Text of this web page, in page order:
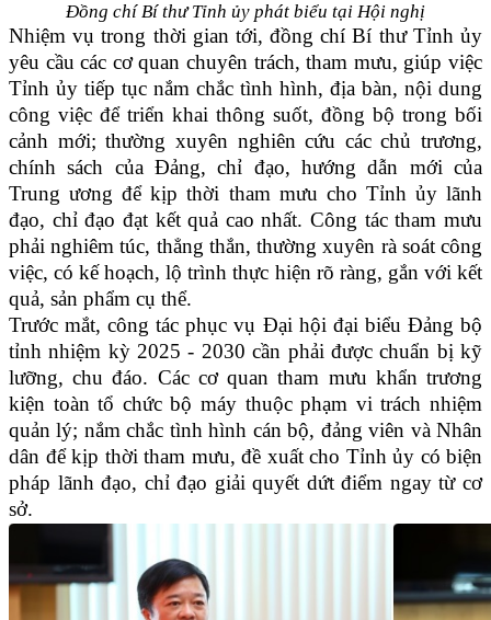
Đồng chí Bí thư Tỉnh ủy phát biểu tại Hội nghị
Nhiệm vụ trong thời gian tới, đồng chí Bí thư Tỉnh ủy
yêu cầu các cơ quan chuyên trách, tham mưu, giúp việc
Tỉnh ủy tiếp tục nắm chắc tình hình, địa bàn, nội dung
công việc để triển khai thông suốt, đồng bộ trong bối
cảnh mới; thường xuyên nghiên cứu các chủ trương,
chính sách của Đảng, chỉ đạo, hướng dẫn mới của
Trung ương để kịp thời tham mưu cho Tỉnh ủy lãnh
đạo, chỉ đạo đạt kết quả cao nhất. Công tác tham mưu
phải nghiêm túc, thẳng thắn, thường xuyên rà soát công
việc, có kế hoạch, lộ trình thực hiện rõ ràng, gắn với kết
quả, sản phẩm cụ thể.
Trước mắt, công tác phục vụ Đại hội đại biểu Đảng bộ
tỉnh nhiệm kỳ 2025 - 2030 cần phải được chuẩn bị kỹ
lưỡng, chu đáo. Các cơ quan tham mưu khẩn trương
kiện toàn tổ chức bộ máy thuộc phạm vi trách nhiệm
quản lý; nắm chắc tình hình cán bộ, đảng viên và Nhân
dân để kịp thời tham mưu, đề xuất cho Tỉnh ủy có biện
pháp lãnh đạo, chỉ đạo giải quyết dứt điểm ngay từ cơ
sở.